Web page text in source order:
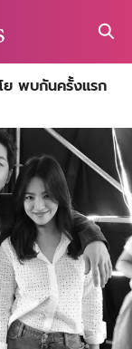
ย พบกันครั้งแรก